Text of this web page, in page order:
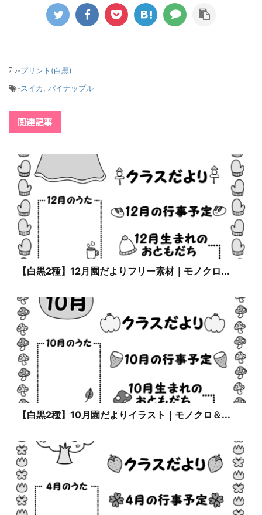
-プリント(白黒)
-スイカ, パイナップル
関連記事
【白黒2種】12月園だよりフリー素材｜モノクロ...
【白黒2種】10月園だよりイラスト｜モノクロ＆...